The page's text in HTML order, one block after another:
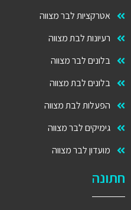
אטרקציות לבר מצווה
רעיונות לבת מצווה
בלונים לבר מצווה
בלונים לבת מצווה
הפעלות לבת מצווה
גימיקים לבר מצווה
מועדון לבר מצווה
חתונה